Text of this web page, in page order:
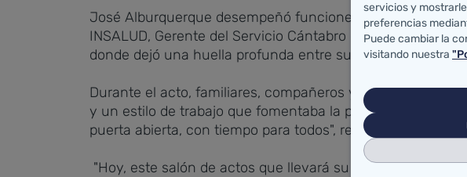
José Alburquerque desempeñó funciones clave a lo
INSALUD, Gerente del Servicio Cántabro de Salud e
donde dejó una huella profunda entre sus compañeros,
Durante el acto, familiares, compañeros y autoridades
y un estilo de trabajo que fomentaba la participación y el
puerta abierta, con tiempo para todos", recordaron los
"Hoy, este salón de actos que llevará su nombre será
servicios y
preferencias
Puede cambiar la
visitando nuestra